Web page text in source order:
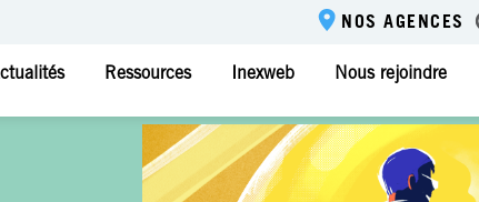
NOS AGENCES
Ressources Inexweb Nous rejoindre